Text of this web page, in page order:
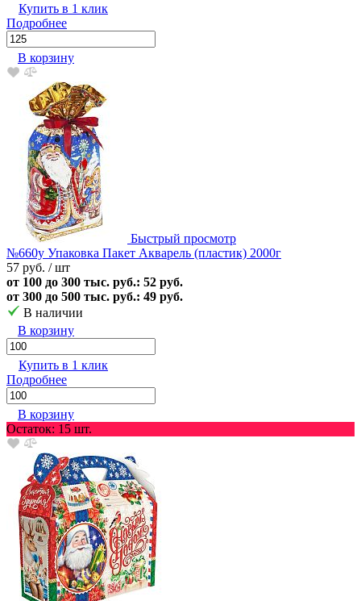
Купить в 1 клик
Подробнее
В корзину
Быстрый просмотр
№660у Упаковка Пакет Акварель (пластик) 2000г
57 руб. / шт
от 100 до 300 тыс. руб.: 52 руб.
от 300 до 500 тыс. руб.: 49 руб.
В наличии
В корзину
Купить в 1 клик
Подробнее
В корзину
Остаток: 15 шт.